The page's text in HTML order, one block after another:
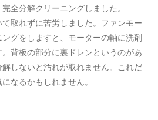
全分解クリーニングしました。
取れずに苦労しました。ファンモー
グをしますと、モーターの軸に洗剤
背板の部分に裏ドレンというのがあ
しないと汚れが取れません。これだ
なるかもしれません。